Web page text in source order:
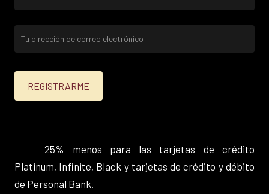
25% menos para las tarjetas de crédito
Platinum, Infinite, Black y tarjetas de crédito y débito
de Personal Bank.